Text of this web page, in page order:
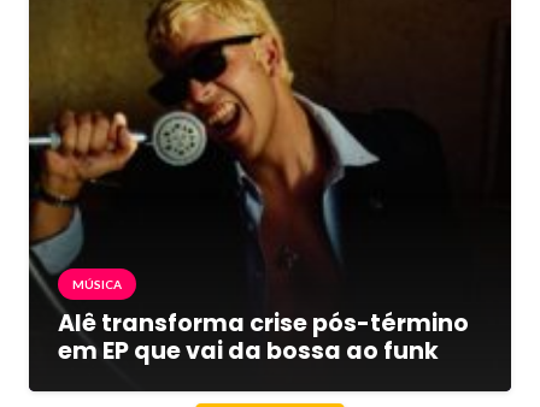
MÚSICA
Alê transforma crise pós-término
em EP que vai da bossa ao funk